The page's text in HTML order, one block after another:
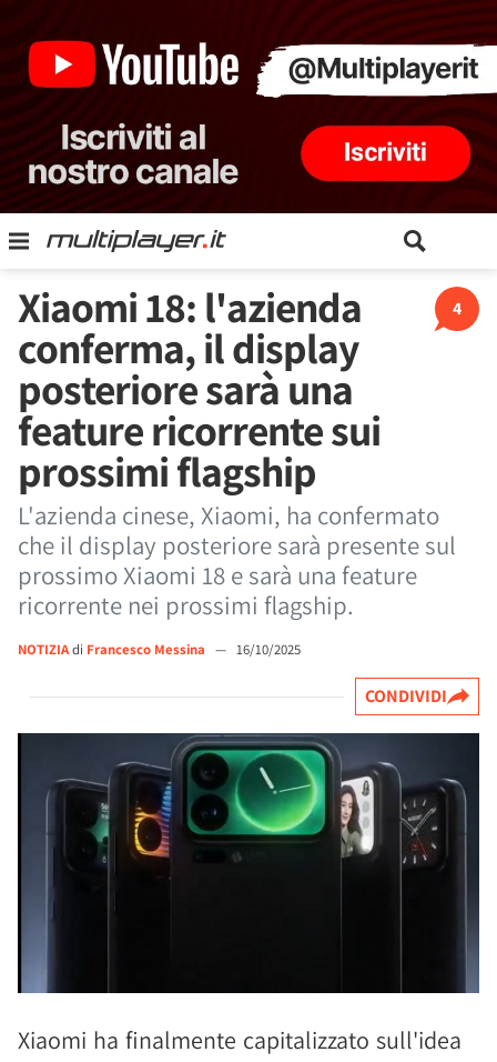
4
Xiaomi 18: l'azienda
conferma, il display
posteriore sarà una
feature ricorrente sui
prossimi flagship
L'azienda cinese, Xiaomi, ha confermato
che il display posteriore sarà presente sul
prossimo Xiaomi 18 e sarà una feature
ricorrente nei prossimi flagship.
NOTIZIAdi Francesco Messina — 16/10/2025
CONDIVIDI
Xiaomi ha finalmente capitalizzato sull'idea